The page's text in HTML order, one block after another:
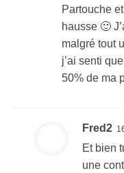
Partouche
hausse 🙂
malgré tout
j’ai senti
50% de ma
Fred2
Et bien
une